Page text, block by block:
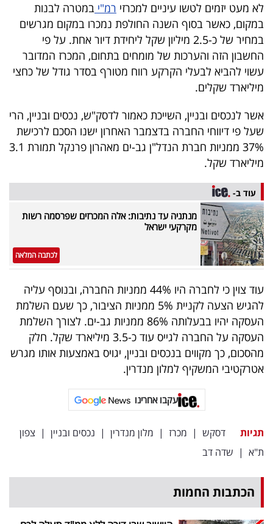
שיתופי
פעולה
דרושים
ניוזלטרים
מייל
אדום
פרסמו
עקבו
אחרינו:
לא מעט יזמים לטשו עיניים למכרזי רמ"י במטרה לבנות
במקום, כאשר בסוף השנה החולפת נמכרו במקום מגרשים
במחיר של כ-2.5 מיליון שקל ליחידת דיור אחת. על פי
החשבון הזה והערכות של מומחים בתחום, המכרז המדובר
עשוי להביא לבעלי הקרקע רווח מטורף בסדר גודל של כחצי
מיליארד שקלים.
אשר לנכסים ובניין, השייכת כאמור לדסק"ש, נכסים ובניין, הרי
שעל פי דיווחי החברה בדצמבר האחרון ישנו הסכם לרכישת
37% ממניות חברת הנדל"ן גב-ים מאהרון פרנקל תמורת 3.1
מיליארד שקל.
עוד ב-
מנתניה עד נתיבות: אלה המכרזים שפרסמה רשות
מקרקעי ישראל
לכתבה המלאה
עוד צוין כי לחברה היו 44% ממניות החברה, ובנוסף עליה
להגיש הצעה לקניית 5% ממניות הציבור, כך שעם השלמת
העסקה יהיו בבעלותה 86% ממניות גב-ים. לצורך השלמת
העסקה על החברה לגייס עוד כ-3.5 מיליארד שקל. חלק
מהסכום, כך מקווים בנכסים ובניין, יגויס באמצעות אותו מגרש
אטרקטיבי המשקיף למלון מנדרין.
עקבו אחרינו
תגיות דסקש | מכרז | מלון מנדרין | נכסים ובניין | צפון
ת"א | שדה דב
הכתבות החמות